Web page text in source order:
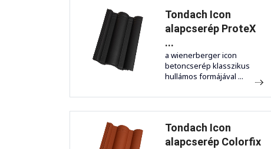
Tondach Icon
alapcserép ProteX
...
a wienerberger icon
betoncserép klasszikus
hullámos formájával ...
Tondach Icon
alapcserép Colorfix